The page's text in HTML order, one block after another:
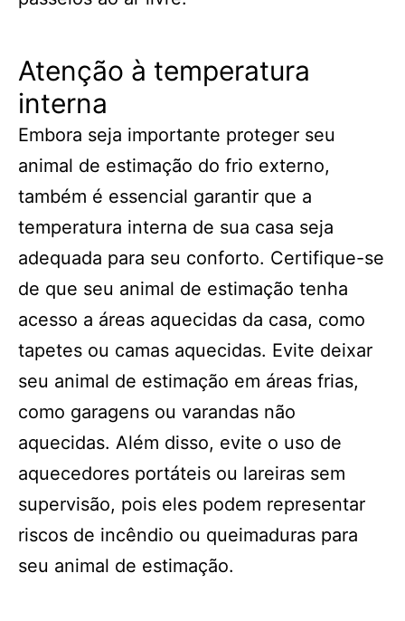
Atenção à temperatura
interna
Embora seja importante proteger seu
animal de estimação do frio externo,
também é essencial garantir que a
temperatura interna de sua casa seja
adequada para seu conforto. Certifique-se
de que seu animal de estimação tenha
acesso a áreas aquecidas da casa, como
tapetes ou camas aquecidas. Evite deixar
seu animal de estimação em áreas frias,
como garagens ou varandas não
aquecidas. Além disso, evite o uso de
aquecedores portáteis ou lareiras sem
supervisão, pois eles podem representar
riscos de incêndio ou queimaduras para
seu animal de estimação.